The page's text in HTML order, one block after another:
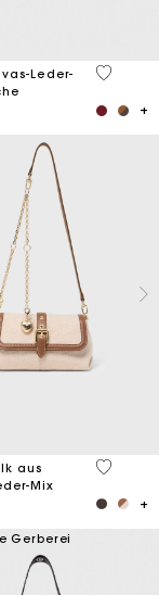
Leder-
3,1 out
Rating
aus
Mix
3,3 out
Gerberei